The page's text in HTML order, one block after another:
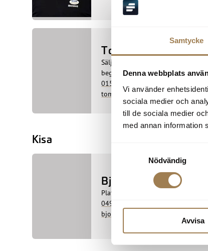
Samtycke
Denna webbplats
Vi använder
sociala medier och
till de sociala medier
med annan information
Nödvändig
Avvisa
Tomas Norén
Säljare Maxus / transportbilar och
begagnat
0150-733 25
tomas.noren@skobes.se
Kisa
Björn Wallroth
Platsansvarig / Säljare
0494-153 02
bjorn.wallroth@skobes.se